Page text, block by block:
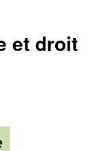
et droit